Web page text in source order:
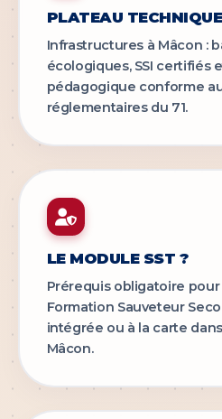
PLATEAU
Infrastructures à Mâcon :
écologiques, SSI certifiés
pédagogique conforme
réglementaires du 71.
LE MODULE SST ?
Prérequis obligatoire pour
Formation Sauveteur
intégrée ou à la carte
Mâcon.